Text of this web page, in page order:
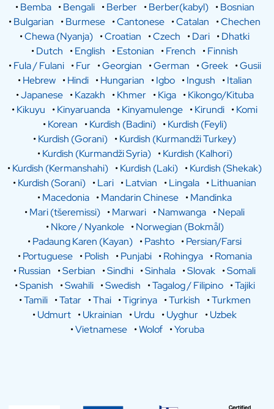
•Bemba •Bengali •Berber •Berber(kabyl) •Bosnian
•Bulgarian •Burmese •Cantonese •Catalan •Chechen
•Chewa (Nyanja) •Croatian •Czech •Dari •Dhatki
•Dutch •English •Estonian •French •Finnish
•Fula / Fulani •Fur •Georgian •German •Greek •Gusii
•Hebrew •Hindi •Hungarian •Igbo •Ingush •Italian
•Japanese •Kazakh •Khmer •Kiga •Kikongo/Kituba
•Kikuyu •Kinyaruanda •Kinyamulenge •Kirundi •Komi
•Korean •Kurdish (Badini) •Kurdish (Feyli)
•Kurdish (Gorani) •Kurdish (Kurmandži Turkey)
•Kurdish (Kurmandži Syria) •Kurdish (Kalhori)
•Kurdish (Kermanshahi) •Kurdish (Laki) •Kurdish (Shekak)
•Kurdish (Sorani) •Lari •Latvian •Lingala •Lithuanian
•Macedonia •Mandarin Chinese •Mandinka
•Mari (tšeremissi) •Marwari •Namwanga •Nepali
•Nkore / Nyankole •Norwegian (Bokmål)
•Padaung Karen (Kayan) •Pashto •Persian/Farsi
•Portuguese •Polish •Punjabi •Rohingya •Romania
•Russian •Serbian •Sindhi •Sinhala •Slovak •Somali
•Spanish •Swahili •Swedish •Tagalog / Filipino •Tajiki
•Tamili •Tatar •Thai •Tigrinya •Turkish •Turkmen
•Udmurt •Ukrainian •Urdu •Uyghur •Uzbek
•Vietnamese •Wolof •Yoruba